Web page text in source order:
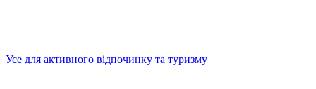
Усе для активного відпочинку та туризму